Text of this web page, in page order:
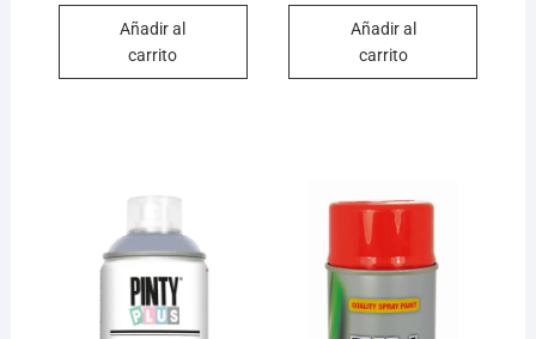
Añadir al
carrito
Añadir al
carrito